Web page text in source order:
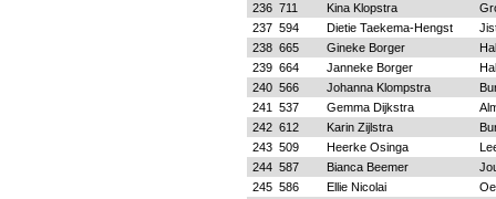
236 711 Kina Klopstra
237 594 Dietie Taekema-Hengst
238 665 Gineke Borger
239 664 Janneke Borger
240 566 Johanna Klompstra
241
537 Gemma Dijkstra
242 612 Karin Zijlstra
243 509 Heerke Osinga
244 587 Bianca Beemer
245 586 Ellie Nicolai